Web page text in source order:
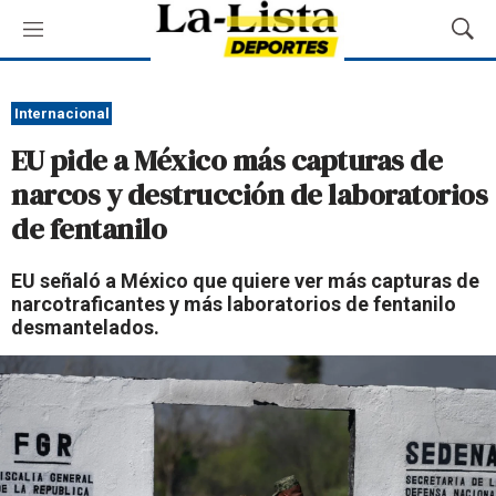
M
e
ú
M
o
B
q
u
Internacional
EU pide a México más capturas de
narcos y destrucción de laboratorios
de fentanilo
EU señaló a México que quiere ver más capturas de
narcotraficantes y más laboratorios de fentanilo
desmantelados.